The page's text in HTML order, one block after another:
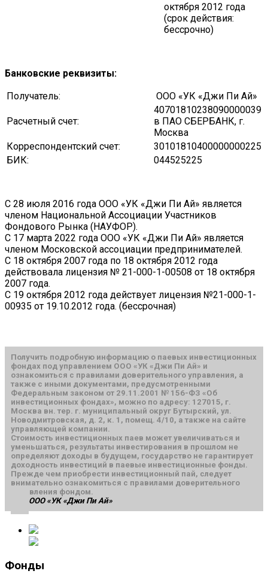
октября 2012 года
(срок действия:
бессрочно)
Банковские реквизиты:
Получатель:
ООО «УК «Джи Пи Ай»
Расчетный счет:
40701810238090000039
в ПАО СБЕРБАНК, г.
Москва
Корреспондентский счет:
30101810400000000225
БИК:
044525225
С 28 июля 2016 года ООО «УК «Джи Пи Ай» является
членом Национальной Ассоциации Участников
Фондового Рынка (НАУФОР).
С 17 марта 2022 года ООО «УК «Джи Пи Ай» является
членом Московской ассоциации предпринимателей.
С 18 октября 2007 года по 18 октября 2012 года
действовала лицензия № 21-000-1-00508 от 18 октября
2007 года.
С 19 октября 2012 года действует лицензия №21-000-1-
00935 от 19.10.2012 года. (бессрочная)
Получить подробную информацию о паевых инвестиционных
фондах под управлением ООО «УК «Джи Пи Ай» и
ознакомиться с правилами доверительного управления, а
также с иными документами, предусмотренными
Федеральным законом от 29.11.2001 № 156-ФЗ «Об
инвестиционных фондах», можно по адресу: 127015, г.
Москва вн. тер. г. муниципальный округ Бутырский, ул.
Новодмитровская, д. 2, к. 1, помещ. 4/10, а также на сайте
управляющей компании.
Стоимость инвестиционных паев может увеличиваться и
уменьшаться, результаты инвестирования в прошлом не
определяют доходы в будущем, государство не гарантирует
доходность инвестиций в паевые инвестиционные фонды.
Прежде чем приобрести инвестиционный пай, следует
внимательно ознакомиться с правилами доверительного
управления фондом.
ООО «УК «Джи Пи Ай»
Фонды